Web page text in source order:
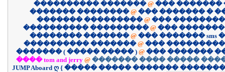
���������� ������� @ ��� �������
������� �������� @ ��� ������� �
������� ��������� @ ���
���������� ��������� @ ���
�������� ������� @ ��� ������� sms �
���������� ������� @ ���
������� ( ����� ����� ) @ ��� �������
���� tom and jerry @ ������� ���� �����
JUMP Aboard ღ { ����� ����� �������